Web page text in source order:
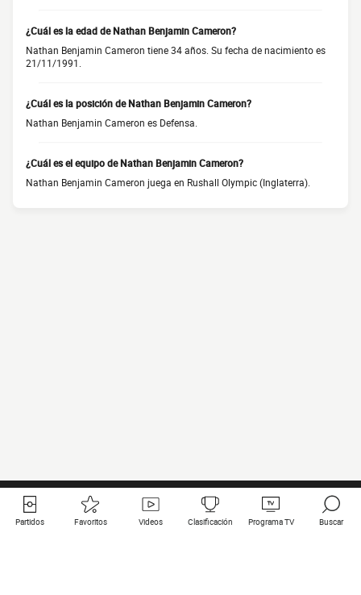
¿Cuál es la edad de Nathan Benjamin Cameron?
Nathan Benjamin Cameron tiene 34 años. Su fecha de nacimiento es
21/11/1991.
¿Cuál es la posición de Nathan Benjamin Cameron?
Nathan Benjamin Cameron es Defensa.
¿Cuál es el equipo de Nathan Benjamin Cameron?
Nathan Benjamin Cameron juega en Rushall Olympic (Inglaterra).
Partidos Favoritos Videos Clasificación Programa TV Buscar